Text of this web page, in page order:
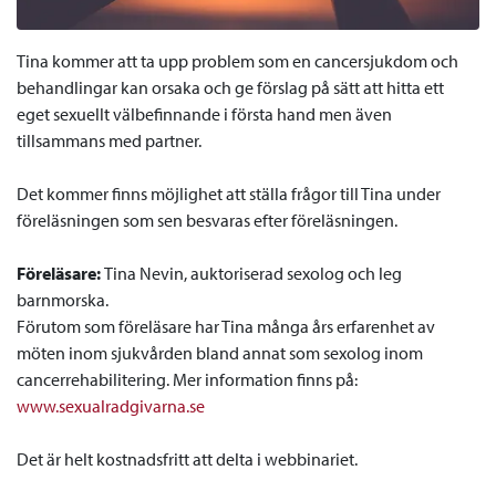
Tina kommer att ta upp problem som en cancersjukdom och
behandlingar kan orsaka och ge förslag på sätt att hitta ett
eget sexuellt välbefinnande i första hand men även
tillsammans med partner.
Det kommer finns möjlighet att ställa frågor till Tina under
föreläsningen som sen besvaras efter föreläsningen.
Föreläsare:Tina Nevin, auktoriserad sexolog och leg
barnmorska.
Förutom som föreläsare har Tina många års erfarenhet av
möten inom sjukvården bland annat som sexolog inom
cancerrehabilitering. Mer information finns på:
www.sexualradgivarna.se
Det är helt kostnadsfritt att delta i webbinariet.